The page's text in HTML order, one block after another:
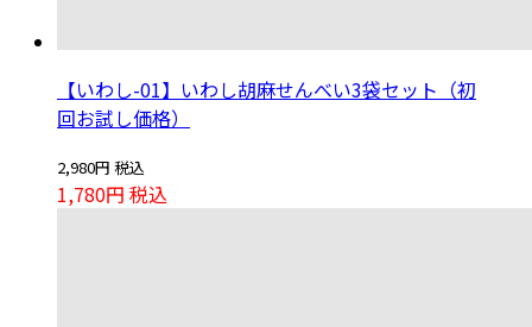
【いわし-01】いわし胡麻せんべい3袋セット（初
回お試し価格）
2,980円 税込
1,780円 税込